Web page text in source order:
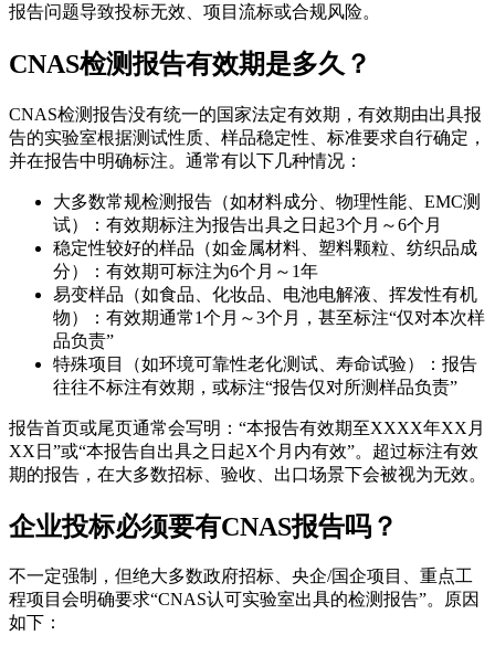
报告问题导致投标无效、项目流标或合规风险。
CNAS检测报告有效期是多久？
CNAS检测报告没有统一的国家法定有效期，有效期由出具报
告的实验室根据测试性质、样品稳定性、标准要求自行确定，
并在报告中明确标注。通常有以下几种情况：
大多数常规检测报告（如材料成分、物理性能、EMC测
试）：有效期标注为报告出具之日起3个月～6个月
稳定性较好的样品（如金属材料、塑料颗粒、纺织品成
分）：有效期可标注为6个月～1年
易变样品（如食品、化妆品、电池电解液、挥发性有机
物）：有效期通常1个月～3个月，甚至标注“仅对本次样
品负责”
特殊项目（如环境可靠性老化测试、寿命试验）：报告
往往不标注有效期，或标注“报告仅对所测样品负责”
报告首页或尾页通常会写明：“本报告有效期至XXXX年XX月
XX日”或“本报告自出具之日起X个月内有效”。超过标注有效
期的报告，在大多数招标、验收、出口场景下会被视为无效。
企业投标必须要有CNAS报告吗？
不一定强制，但绝大多数政府招标、央企/国企项目、重点工
程项目会明确要求“CNAS认可实验室出具的检测报告”。原因
如下：